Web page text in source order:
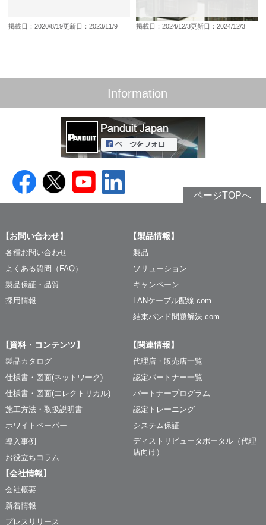
掲載日：2020/8/19更新日：2023/11/9 掲載日：2024/12/3更新日：2024/12/3
Information
ページTOPへ
【お問い合わせ】
各種お問い合わせ
よくある質問（FAQ）
製品保証・品質
採用情報
【製品情報】
製品
ソリューション
キャンペーン
LANケーブル配線.com
結束バンド問題解決.com
【資料・コンテンツ】
製品カタログ
仕様書・図面(ネットワーク)
仕様書・図面(エレクトリカル)
施工方法・取扱説明書
ホワイトペーパー
導入事例
お役立ちコラム
【関連情報】
代理店・販売店一覧
認定パートナー一覧
パートナープログラム
認定トレーニング
システム保証
ディストリビュータポータル（代理
店向け）
【会社情報】
会社概要
新着情報
プレスリリース